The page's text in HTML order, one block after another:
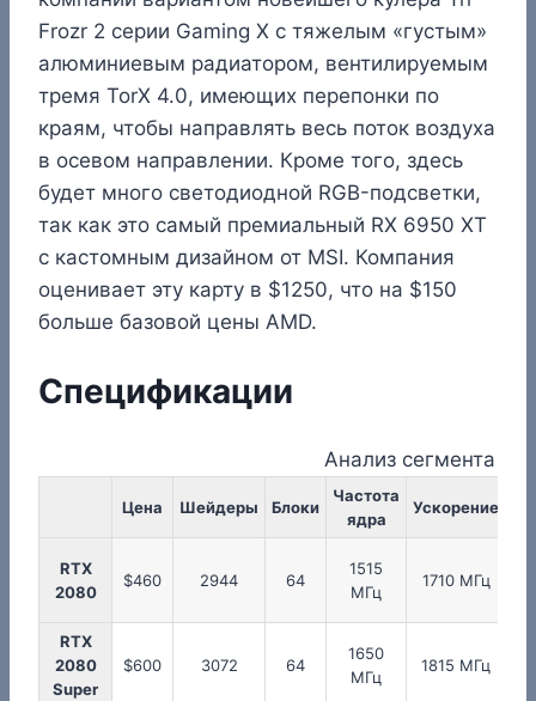
Frozr 2 серии Gaming X с тяжелым «густым»
алюминиевым радиатором, вентилируемым
тремя TorX 4.0, имеющих перепонки по
краям, чтобы направлять весь поток воздуха
в осевом направлении. Кроме того, здесь
будет много светодиодной RGB-подсветки,
так как это самый премиальный RX 6950 XT
с кастомным дизайном от MSI. Компания
оценивает эту карту в $1250, что на $150
больше базовой цены AMD.
Спецификации
Анализ сегмента
Цена Шейдеры Блоки
Частота
ядра
Ускорение
RTX
2080
$460 2944 64
1515
МГц
1710 МГц
RTX
2080
Super
$600 3072 64
1650
МГц
1815 МГц